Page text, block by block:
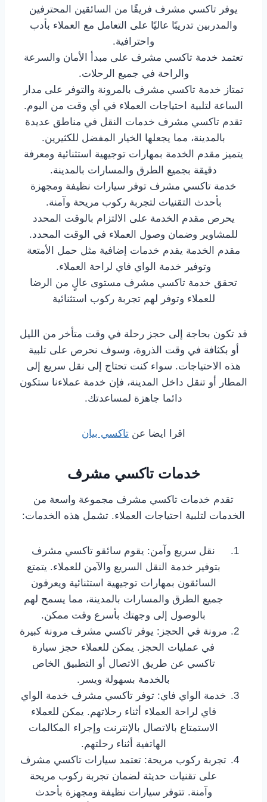
يوفر تاكسي مشرف فريقًا من السائقين المحترفين
والمدربين تدريبًا عاليًا على التعامل مع العملاء بأدب
واحترافية.
تعتمد خدمة تاكسي مشرف على مبدأ الأمان والسرعة
والراحة في جميع الرحلات.
تمتاز خدمة تاكسي مشرف بالمرونة والتوفر على مدار
الساعة لتلبية احتياجات العملاء في أي وقت من اليوم.
تقدم تاكسي مشرف خدمات النقل في مناطق عديدة
بالمدينة، مما يجعلها الخيار المفضل للكثيرين.
يتميز مقدم الخدمة بمهارات توجيهية استثنائية ومعرفة
دقيقة بجميع الطرق والمسارات بالمدينة.
خدمة تاكسي مشرف توفر سيارات نظيفة ومجهزة
بأحدث التقنيات لتجربة ركوب مريحة وآمنة.
يحرص مقدم الخدمة على الالتزام بالوقت المحدد
للمشاوير وضمان وصول العملاء في الوقت المحدد.
مقدم الخدمة يقدم خدمات إضافية مثل حمل الأمتعة
وتوفير خدمة الواي فاي لراحة العملاء.
تحقق خدمة تاكسي مشرف مستوى عالٍ من الرضا
للعملاء وتوفر لهم تجربة ركوب استثنائية
قد تكون بحاجة إلى حجز رحلة في وقت متأخر من الليل
أو بكثافة في وقت الذروة، وسوف نحرص على تلبية
هذه الاحتياجات. سواء كنت تحتاج إلى نقل سريع إلى
المطار أو تنقل داخل المدينة، فإن خدمة عملاءنا ستكون
دائما جاهزة لمساعدتك.
اقرا ايضا عن تاكسي بيان
خدمات تاكسي مشرف
تقدم خدمات تاكسي مشرف مجموعة واسعة من
الخدمات لتلبية احتياجات العملاء. تشمل هذه الخدمات:
نقل سريع وآمن: يقوم سائقو تاكسي مشرف
بتوفير خدمة النقل السريع والآمن للعملاء. يتمتع
السائقون بمهارات توجيهية استثنائية ويعرفون
جميع الطرق والمسارات بالمدينة، مما يسمح لهم
بالوصول إلى وجهتك بأسرع وقت ممكن.
مرونة في الحجز: يوفر تاكسي مشرف مرونة كبيرة
في عمليات الحجز. يمكن للعملاء حجز سيارة
تاكسي عن طريق الاتصال أو التطبيق الخاص
بالخدمة بسهولة ويسر.
خدمة الواي فاي: توفر تاكسي مشرف خدمة الواي
فاي لراحة العملاء أثناء رحلاتهم. يمكن للعملاء
الاستمتاع بالاتصال بالإنترنت وإجراء المكالمات
الهاتفية أثناء رحلتهم.
تجربة ركوب مريحة: تعتمد سيارات تاكسي مشرف
على تقنيات حديثة لضمان تجربة ركوب مريحة
وآمنة. تتوفر سيارات نظيفة ومجهزة بأحدث